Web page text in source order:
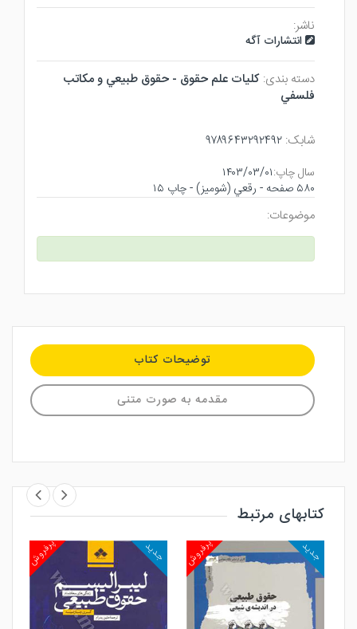
ناشر:
انتشارات آگه
دسته بندی: كليات علم حقوق - حقوق طبيعي و مكاتب
فلسفي
شابک: ۹۷۸۹۶۴۳۲۹۲۴۹۲
سال چاپ:۱۴۰۳/۰۳/۰۱
۵۸۰ صفحه - رقعي (شوميز) - چاپ ۱۵
موضوعات:
توضیحات کتاب
مقدمه به صورت متنی
کتابهای مرتبط
پرفروش جدید پرفروش جدید